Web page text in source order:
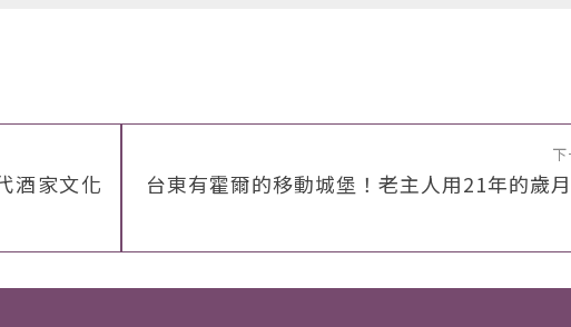
酒家文化
台東有霍爾的移動城堡！老主人用21年的歲